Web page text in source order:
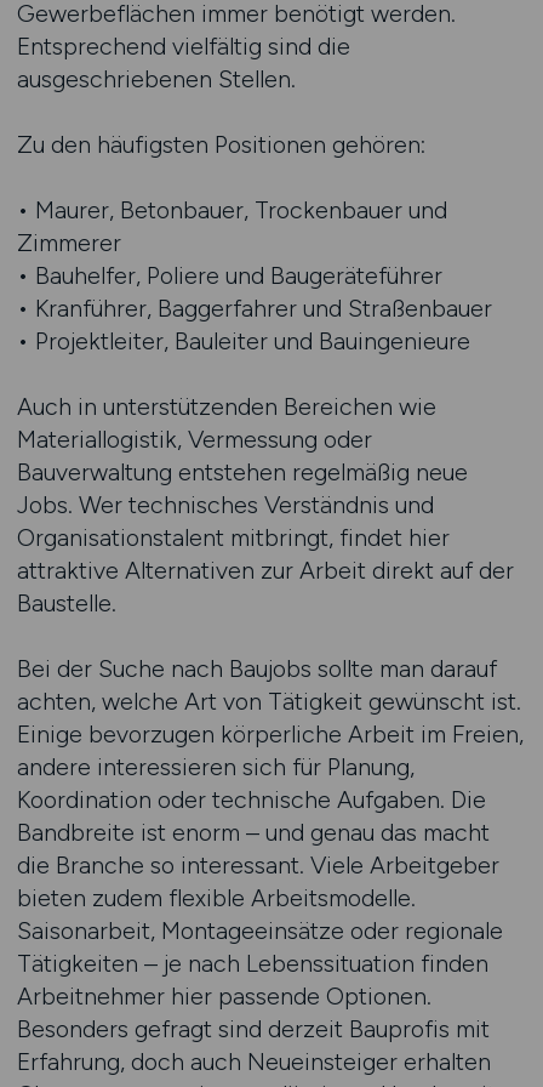
Gewerbeflächen immer benötigt werden.
Entsprechend vielfältig sind die
ausgeschriebenen Stellen.
Zu den häufigsten Positionen gehören:
• Maurer, Betonbauer, Trockenbauer und
Zimmerer
• Bauhelfer, Poliere und Baugeräteführer
• Kranführer, Baggerfahrer und Straßenbauer
• Projektleiter, Bauleiter und Bauingenieure
Auch in unterstützenden Bereichen wie
Materiallogistik, Vermessung oder
Bauverwaltung entstehen regelmäßig neue
Jobs. Wer technisches Verständnis und
Organisationstalent mitbringt, findet hier
attraktive Alternativen zur Arbeit direkt auf der
Baustelle.
Bei der Suche nach Baujobs sollte man darauf
achten, welche Art von Tätigkeit gewünscht ist.
Einige bevorzugen körperliche Arbeit im Freien,
andere interessieren sich für Planung,
Koordination oder technische Aufgaben. Die
Bandbreite ist enorm – und genau das macht
die Branche so interessant. Viele Arbeitgeber
bieten zudem flexible Arbeitsmodelle.
Saisonarbeit, Montageeinsätze oder regionale
Tätigkeiten – je nach Lebenssituation finden
Arbeitnehmer hier passende Optionen.
Besonders gefragt sind derzeit Bauprofis mit
Erfahrung, doch auch Neueinsteiger erhalten